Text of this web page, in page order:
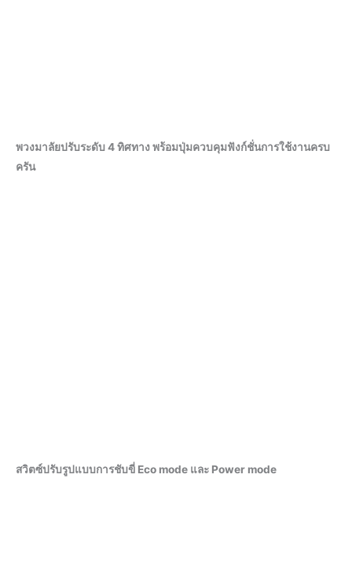
พวงมาลัยปรับระดับ 4 ทิศทาง พร้อมปุ่มควบคุมฟังก์ชั่นการใช้งานครบ
ครัน
สวิตซ์ปรับรูปแบบการชับขี่ Eco mode และ Power mode